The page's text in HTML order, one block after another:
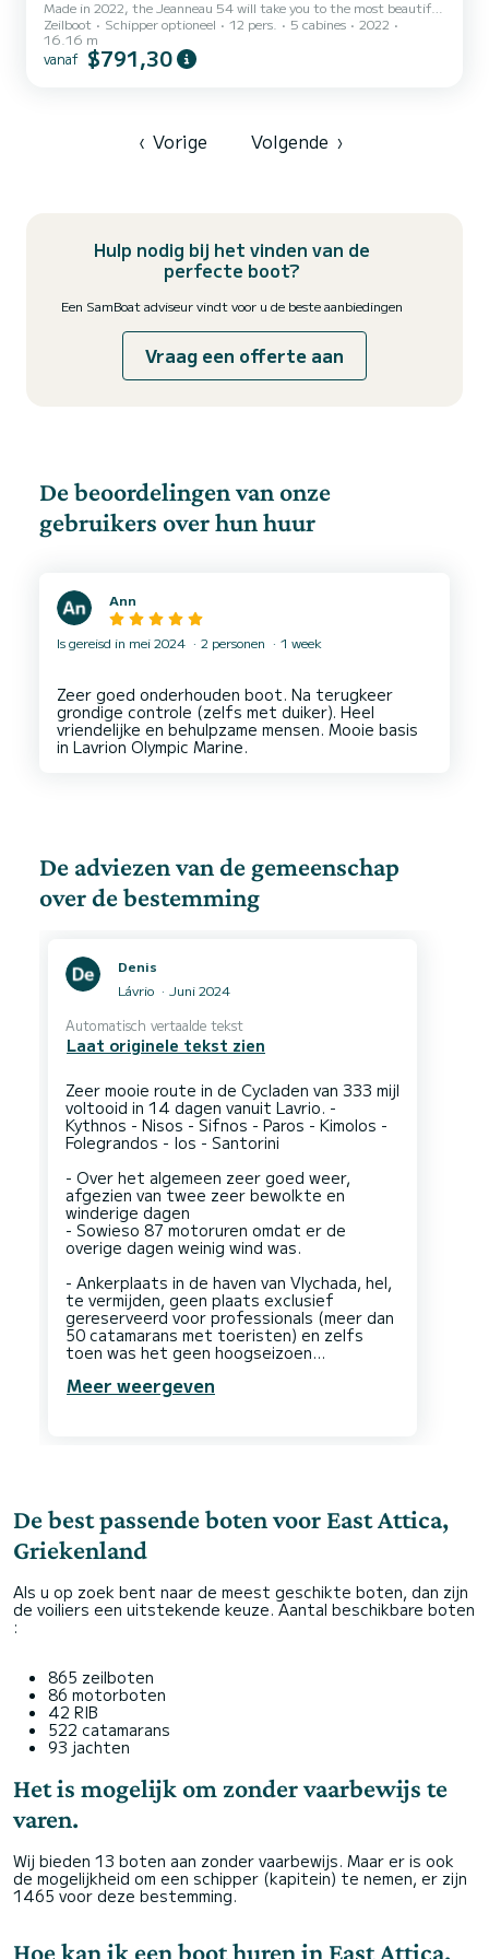
Made in 2022, the Jeanneau 54 will take you to the most beautiful
anchorages in Lávrio. You are going to have an exceptional cruise on
this zeilboot of 16 meters. You will be able to accommodate up to
14 passengers when cruising and take advantage of its 5 cabins
Zeilboot Schipper optioneel 12 pers. 5 cabines
2022
16.16 m
vanaf $791,30
‹ Vorige Volgende ›
Hulp nodig bij het vinden van de
perfecte boot?
Een SamBoat adviseur vindt voor u de beste aanbiedingen
Vraag een offerte aan
De beoordelingen van onze
gebruikers over hun huur
Ann
Is gereisd in mei 2024 2 personen 1 week
Zeer goed onderhouden boot. Na terugkeer
grondige controle (zelfs met duiker). Heel
vriendelijke en behulpzame mensen. Mooie basis
De adviezen van de gemeenschap
over de bestemming
Denis
Lávrio
Juni 2024
Automatisch vertaalde tekst
Laat originele tekst zien
Zeer mooie route in de Cycladen van 333 mijl
voltooid in 14 dagen vanuit Lavrio. -
Kythnos - Nisos - Sifnos - Paros - Kimolos -
Folegrandos - Ios - Santorini
- Over het algemeen zeer goed weer,
afgezien van twee zeer bewolkte en
winderige dagen
- Sowieso 87 motoruren omdat er de
overige dagen weinig wind was.
- Ankerplaats in de haven van Vlychada, hel,
te vermijden, geen plaats exclusief
gereserveerd voor professionals (meer dan
50 catamarans met toeristen) en zelfs
Meer weergeven
De best passende boten voor East Attica,
Griekenland
Als u op zoek bent naar de meest geschikte boten, dan zijn
de voiliers een uitstekende keuze. Aantal beschikbare boten
:
865 zeilboten
86 motorboten
42 RIB
522 catamarans
93 jachten
Het is mogelijk om zonder vaarbewijs te
varen.
Wij bieden 13 boten aan zonder vaarbewijs. Maar er is ook
de mogelijkheid om een schipper (kapitein) te nemen, er zijn
1465 voor deze bestemming.
Hoe kan ik een boot huren in East Attica,